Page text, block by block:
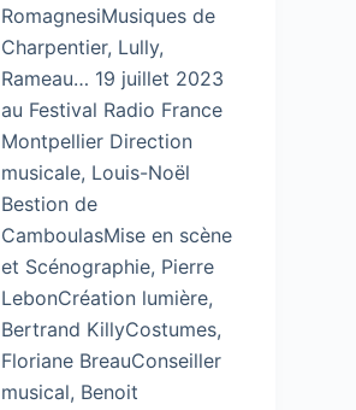
RomagnesiMusiques de
Charpentier, Lully,
Rameau… 19 juillet 2023
au Festival Radio France
Montpellier Direction
musicale, Louis-Noël
Bestion de
CamboulasMise en scène
et Scénographie, Pierre
LebonCréation lumière,
Bertrand KillyCostumes,
Floriane BreauConseiller
musical, Benoit